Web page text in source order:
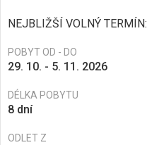
NEJBLIŽŠÍ VOLNÝ TERMÍN:
POBYT OD - DO
29. 10. - 5. 11. 2026
DÉLKA POBYTU
8 dní
ODLET Z